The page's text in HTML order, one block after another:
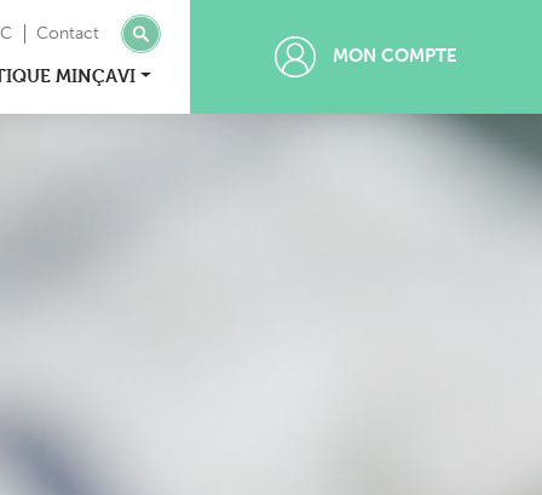
Contact
MINÇAVI
MON COMPTE